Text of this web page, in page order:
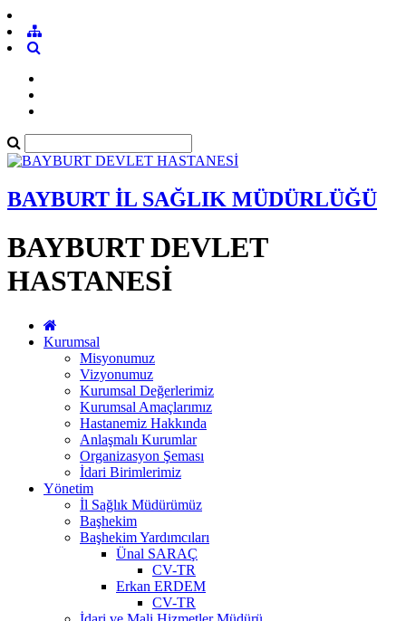
BAYBURT İL SAĞLIK MÜDÜRLÜĞÜ
BAYBURT DEVLET
HASTANESİ
Kurumsal
Misyonumuz
Vizyonumuz
Kurumsal Değerlerimiz
Kurumsal Amaçlarımız
Hastanemiz Hakkında
Anlaşmalı Kurumlar
Organizasyon Şeması
İdari Birimlerimiz
Yönetim
İl Sağlık Müdürümüz
Başhekim
Başhekim Yardımcıları
Ünal SARAÇ
CV-TR
Erkan ERDEM
CV-TR